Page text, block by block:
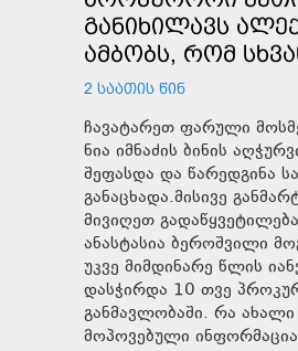
ᲒᲐᲜᲘᲮᲘᲚᲐᲕᲡ
ᲐᲛᲑᲝᲑᲡ, ᲠᲝᲛ
2 ᲡᲐᲐᲗᲘᲡ ᲬᲘᲜ
ჩავატარეთ ფარული
ნია იმნაძის ბინის
შეფასდა და წარედგინა
განაცხადა.მისივე
მივიღეთ
ანასტასია ბეროშვილი
უკვე მიმდინარე წლის
დასჭირდა 10 თვე
განმავლობაში. რა ახალი
მოპოვებული